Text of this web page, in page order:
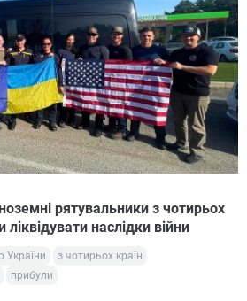
рятувальники з чотирьох
наслідки війни
України
з чотирьох країн
прибули